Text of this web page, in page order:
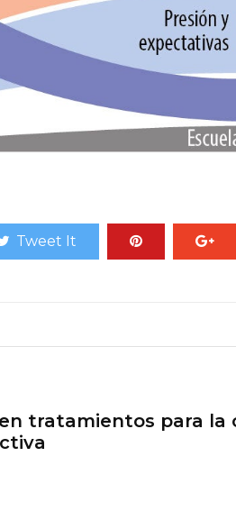
Tweet It
tratamientos para la